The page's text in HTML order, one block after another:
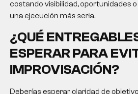
costando visibilidad, oportunidades
una ejecución más seria.
¿QUÉ
ESPERAR PARA
IMPROVISACIÓN?
Deberías esperar claridad de